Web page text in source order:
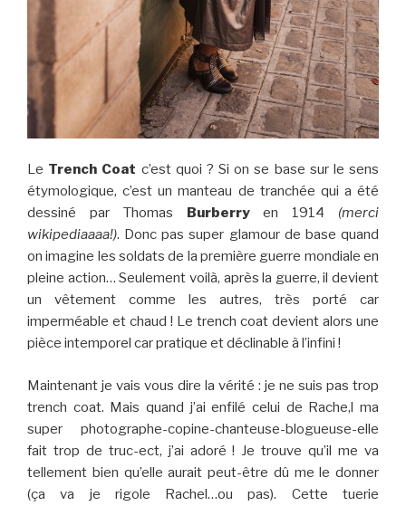
Le Trench Coat c’est quoi ? Si on se base sur le sens
étymologique, c’est un manteau de tranchée qui a été
dessiné par Thomas
Burberryen 1914 (merci
wikipediaaaa!). Donc pas super glamour de base quand
on imagine les soldats de la première guerre mondiale en
pleine action… Seulement voilà, après la guerre, il devient
un vêtement comme les autres, très porté car
imperméable et chaud ! Le trench coat devient alors une
pièce intemporel car pratique et déclinable à l’infini !
Maintenant je vais vous dire la vérité : je ne suis pas trop
trench coat. Mais quand j’ai enfilé celui de Rache,l ma
super photographe-copine-chanteuse-blogueuse-elle
fait trop de truc-ect, j’ai adoré ! Je trouve qu’il me va
tellement bien qu’elle aurait peut-être dû me le donner
(ça va je rigole Rachel…ou pas). Cette tuerie